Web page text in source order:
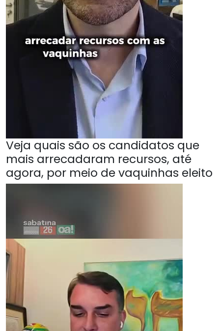
Veja quais são os candidatos que
mais arrecadaram recursos, até
agora, por meio de vaquinhas eleito